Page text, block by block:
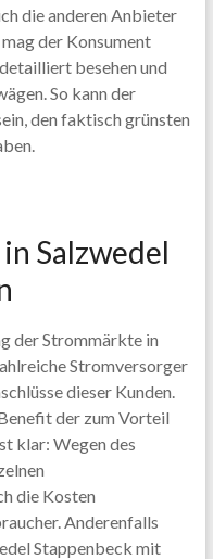
die anderen Anbieter
der Konsument
besehen und
So kann der
den faktisch grünsten
Salzwedel
der Strommärkte in
Stromversorger
dieser Kunden.
der zum Vorteil
klar: Wegen des
die Kosten
Anderenfalls
Stappenbeck mit